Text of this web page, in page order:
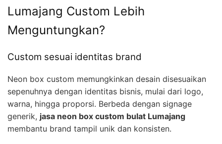
Lumajang Custom Lebih
Menguntungkan?
Custom sesuai identitas brand
Neon box custom memungkinkan desain disesuaikan
sepenuhnya dengan identitas bisnis, mulai dari logo,
warna, hingga proporsi. Berbeda dengan signage
generik, jasa neon box custom bulat Lumajang
membantu brand tampil unik dan konsisten.